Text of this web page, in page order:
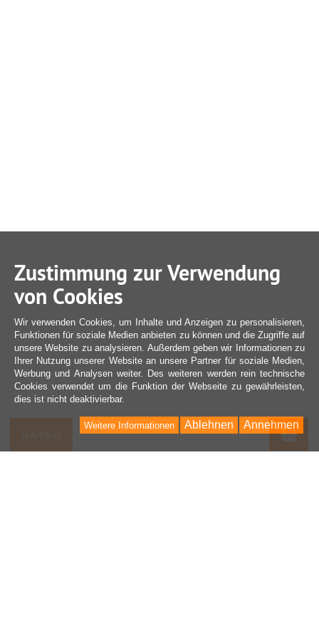
0 Artikel
Zustimmung zur Verwendung
von Cookies
Wir verwenden Cookies, um Inhalte und Anzeigen zu personalisieren,
Funktionen für soziale Medien anbieten zu können und die Zugriffe auf
unsere Website zu analysieren. Außerdem geben wir Informationen zu
Ihrer Nutzung unserer Website an unsere Partner für soziale Medien,
Werbung und Analysen weiter. Des weiteren werden rein technische
Cookies verwendet um die Funktion der Webseite zu gewährleisten,
dies ist nicht deaktivierbar.
Annehmen
Ablehnen
Weitere Informationen